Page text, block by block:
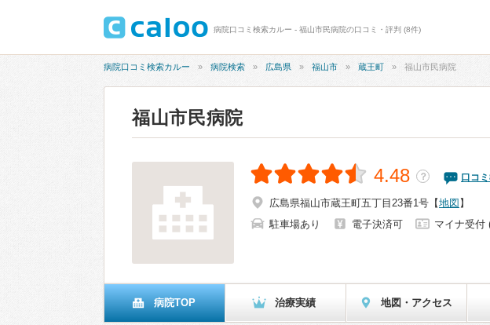
病院口コミ検索カルー - 福山市民病院の口コミ・評判 (8件)
病院口コミ検索カルー 病院検索 広島県 福山市 蔵王町 福山市民病院
福山市民病院
4.48 ？ 口コミ
広島県福山市蔵王町五丁目23番1号 【地図 】
駐車場あり
電子決済可 マイナ受付
病院TOP 治療実績 地図・アクセス